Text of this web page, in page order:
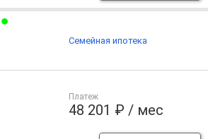
Платеж
48 201 ₽ / мес
Семейная ипотека